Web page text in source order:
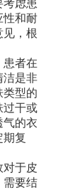
虑患
性和耐
见，根
者在
洁是非
类型的
过干或
气的衣
期复
于皮
需要结